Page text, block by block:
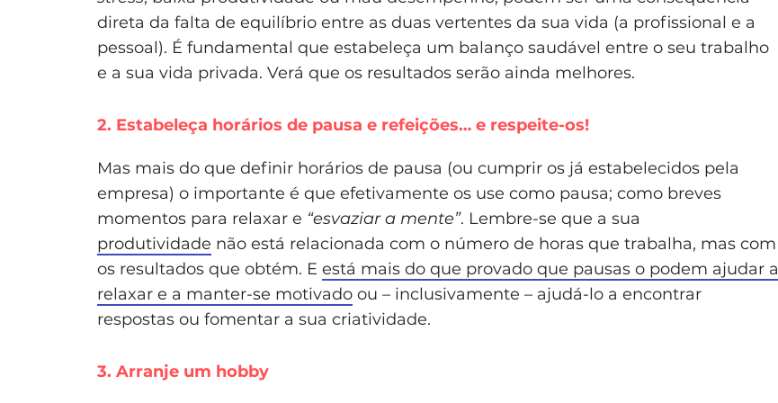
direta da falta de equilíbrio entre as duas vertentes da sua vida (a profissional e a
pessoal). É fundamental que estabeleça um balanço saudável entre o seu trabalho
e a sua vida privada. Verá que os resultados serão ainda melhores.
2. Estabeleça horários de pausa e refeições… e respeite-os!
Mas mais do que definir horários de pausa (ou cumprir os já estabelecidos pela
empresa) o importante é que efetivamente os use como pausa; como breves
momentos para relaxar e “esvaziar a mente”. Lembre-se que a sua
produtividade não está relacionada com o número de horas que trabalha, mas com
os resultados que obtém. E está mais do que provado que pausas o podem ajudar a
relaxar e a manter-se motivado ou – inclusivamente – ajudá-lo a encontrar
respostas ou fomentar a sua criatividade.
3. Arranje um hobby